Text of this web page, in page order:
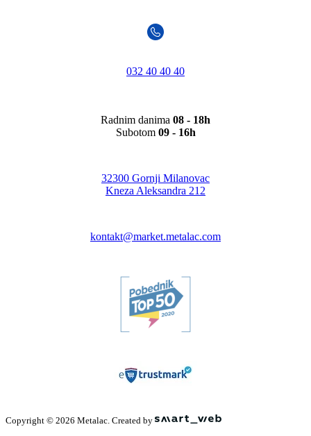
032 40 40 40
Radnim danima 08 - 18h
Subotom 09 - 16h
32300 Gornji Milanovac
Kneza Aleksandra 212
kontakt@market.metalac.com
Copyright © 2026 Metalac. Created by